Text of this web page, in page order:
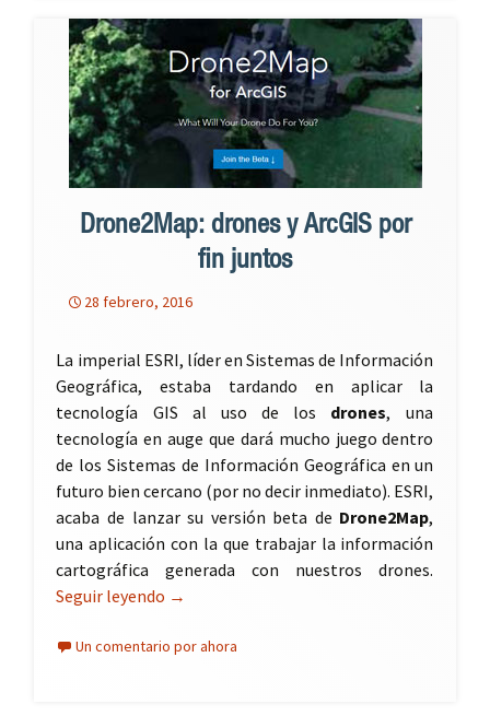
Drone2Map: drones y ArcGIS por
fin juntos
28 febrero, 2016
La imperial ESRI, líder en Sistemas de Información
Geográfica, estaba tardando en aplicar la
tecnología GIS al uso de los drones, una
tecnología en auge que dará mucho juego dentro
de los Sistemas de Información Geográfica en un
futuro bien cercano (por no decir inmediato). ESRI,
acaba de lanzar su versión beta de Drone2Map,
una aplicación con la que trabajar la información
cartográfica generada con nuestros drones.
Seguir leyendo Drone2Map: drones y ArcGIS por fin juntos
→
Un comentario por ahora